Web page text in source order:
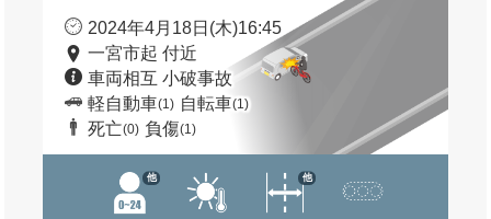
2024年4月18日(木)16:45
一宮市起 付近
車両相互 小破事故
軽自動車(1) 自転車(1)
死亡(0) 負傷(1)
他 他